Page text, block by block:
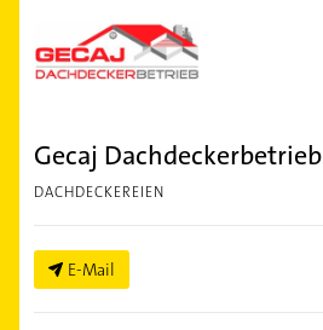
Gecaj Dachdeckerbetrieb
DACHDECKEREIEN
E-Mail